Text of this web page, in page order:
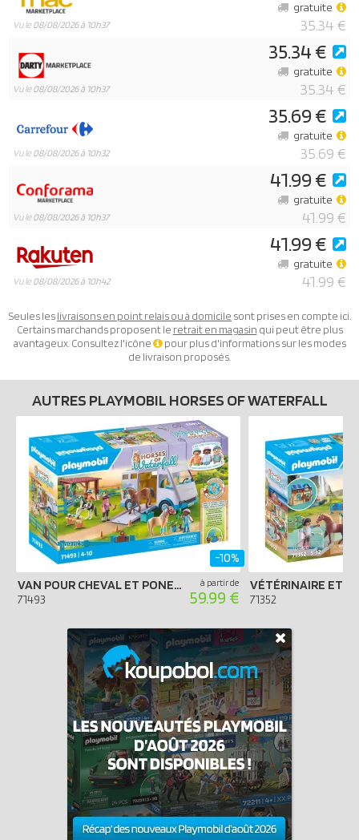
Vu le08/08/2026 à 10h37 35.34 €
gratuite
Vu le08/08/2026 à 10h37
35.34 €
35.34 €
gratuite
Vu le08/08/2026 à 10h32
35.69 €
35.69 €
gratuite
Vu le08/08/2026 à 10h37
41.99 €
41.99 €
gratuite
Vu le08/08/2026 à 10h42
41.99 €
41.99 €
gratuite
Seules leslivraisons en point relais ou à domicile sont prises en compte ici.
Certains marchands proposent le retrait en magasin qui peut être plus
avantageux. Consultez l'icône
pour plus d'informations sur les modes
de livraison proposés.
AUTRES PLAYMOBIL HORSES OF WATERFALL
VAN POUR CHEVAL ET PONEYS AVEC ENCLOS
71493
à partir de
59.99 €
-10%
71352